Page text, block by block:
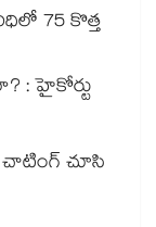
75 కొత్త
: హైకోర్టు
చూసి